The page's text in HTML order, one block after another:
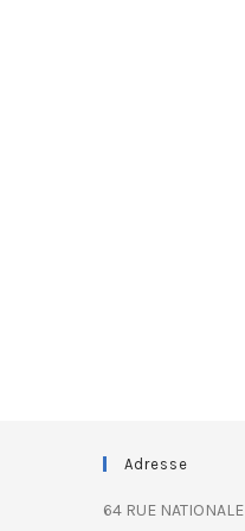
Adresse
64 RUE NATIONALE